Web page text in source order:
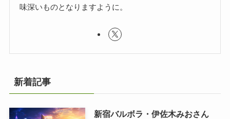
味深いものとなりますように。
新着記事
新宿バルボラ・伊佐木みおさん